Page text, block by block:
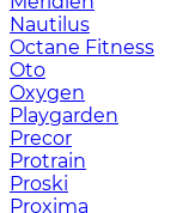
Nautilus
Octane Fitness
Oto
Oxygen
Playgarden
Precor
Protrain
Proski
Proxima